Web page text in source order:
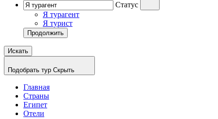
Статус
Я турагент
Я турист
Продолжить
Искать
Подобрать тур Скрыть
Главная
Страны
Египет
Отели